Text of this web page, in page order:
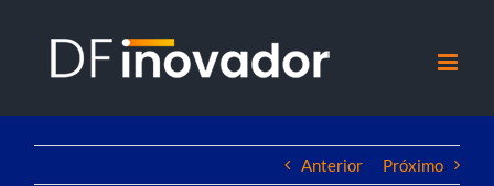
Anterior
Próximo